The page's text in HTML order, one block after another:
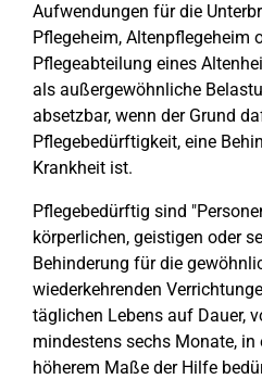
Aufwendungen für die
Pflegeheim, Altenpflegeheim
Pflegeabteilung eines
als außergewöhnliche
absetzbar, wenn der Grund
Pflegebedürftigkeit, eine
Krankheit ist.
Pflegebedürftig sind
körperlichen, geistigen oder
Behinderung für die
wiederkehrenden
täglichen Lebens auf Dauer,
mindestens sechs Monate, in
höherem Maße der Hilfe